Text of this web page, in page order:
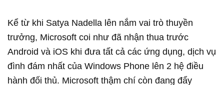
Kể từ khi Satya Nadella lên nắm vai trò thuyền
trưởng, Microsoft coi như đã nhận thua trước
Android và iOS khi đưa tất cả các ứng dụng, dịch vụ
đình đám nhất của Windows Phone lên 2 hệ điều
hành đối thủ. Microsoft thậm chí còn đang đẩy